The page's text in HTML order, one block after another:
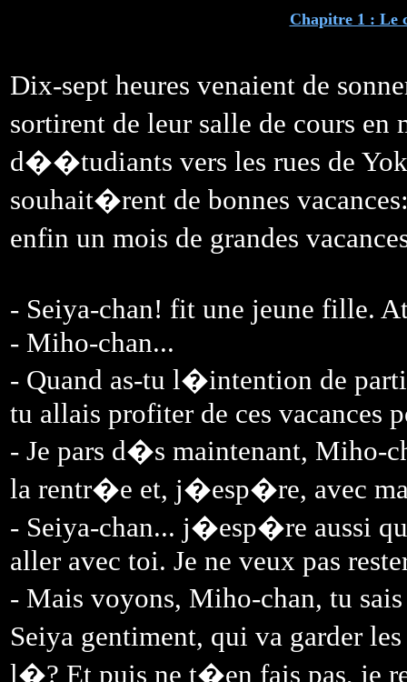
Chapitre 1 : Le
Dix-sept heures venaient de
sortirent de leur salle de cours
d��tudiants vers les rues de
souhait�rent de bonnes
enfin un mois de grandes
- Seiya-chan! fit une jeune fille.
- Miho-chan...
- Quand as-tu l�intention de
tu allais profiter de ces vacances
- Je pars d�s maintenant, Miho-
la rentr�e et, j�esp�re, avec ma
- Seiya-chan... j�esp�re aussi
aller avec toi. Je ne veux pas
- Mais voyons, Miho-chan, tu
Seiya gentiment, qui va garder
l�? Et puis ne t�en fais pas, je